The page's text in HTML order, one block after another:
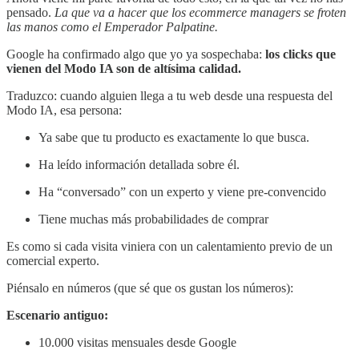
pensado. La que va a hacer que los ecommerce managers se froten
las manos como el Emperador Palpatine.
Google ha confirmado algo que yo ya sospechaba: los clicks que
vienen del Modo IA son de altísima calidad.
Traduzco: cuando alguien llega a tu web desde una respuesta del
Modo IA, esa persona:
Ya sabe que tu producto es exactamente lo que busca.
Ha leído información detallada sobre él.
Ha “conversado” con un experto y viene pre-convencido
Tiene muchas más probabilidades de comprar
Es como si cada visita viniera con un calentamiento previo de un
comercial experto.
Piénsalo en números (que sé que os gustan los números):
Escenario antiguo:
10.000 visitas mensuales desde Google